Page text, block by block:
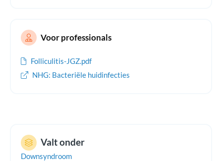
Valt onder
Downsyndroom
Voor professionals
Folliculitis-JGZ.pdf
NHG: Bacteriële huidinfecties